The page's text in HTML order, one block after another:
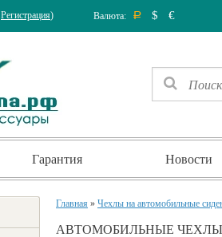
Регистрация) Валюта: Р $ €
Гарантия Новости
Главная » Чехлы на автомобильные
АВТОМОБИЛЬНЫЕ ЧЕХЛЫ